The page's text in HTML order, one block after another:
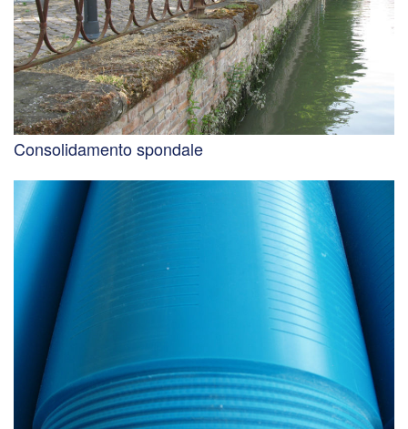
Consolidamento spondale